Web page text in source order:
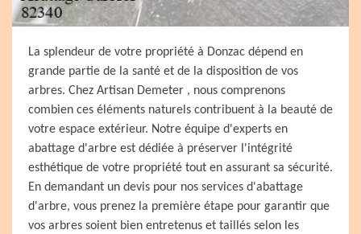
La splendeur de votre propriété à Donzac dépend en
grande partie de la santé et de la disposition de vos
arbres. Chez Artisan Demeter , nous comprenons
combien ces éléments naturels contribuent à la beauté de
votre espace extérieur. Notre équipe d'experts en
abattage d'arbre est dédiée à préserver l'intégrité
esthétique de votre propriété tout en assurant sa sécurité.
En demandant un devis pour nos services d'abattage
d'arbre, vous prenez la première étape pour garantir que
vos arbres soient bien entretenus et taillés selon les